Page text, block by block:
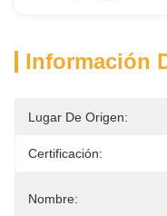
Información
Lugar De Origen:
Certificación:
Nombre: